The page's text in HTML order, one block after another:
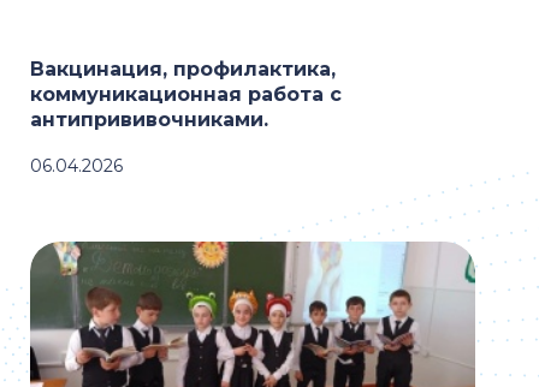
06.04.2026
Вакцинация, профилактика,
коммуникационная работа с
антипрививочниками.